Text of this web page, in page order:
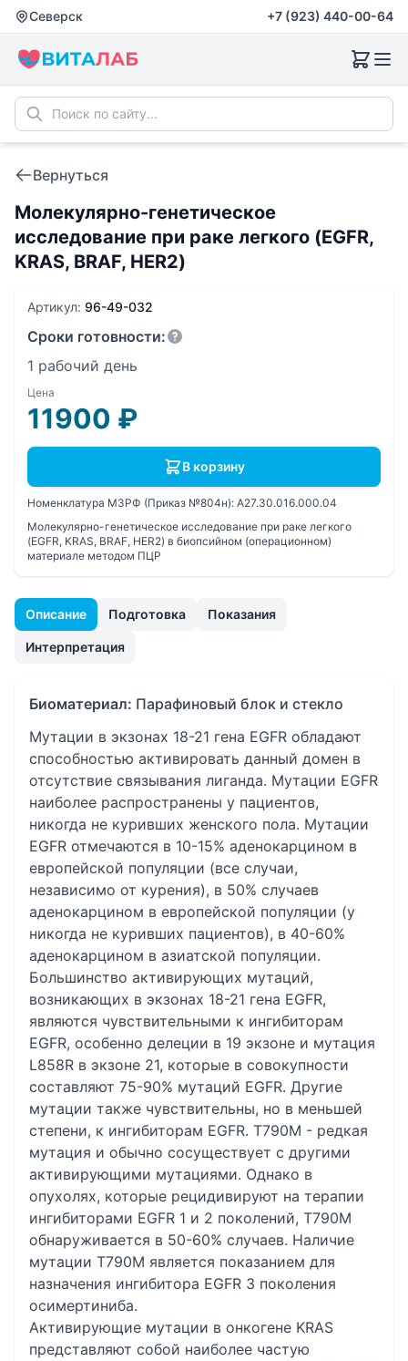
Северск +7 (923) 440-00-64
Вернуться
Молекулярно-генетическое
исследование при раке легкого (EGFR,
KRAS, BRAF, HER2)
Описание Подготовка Показания
Интерпретация
Биоматериал: Парафиновый блок и стекло
Мутации в экзонах 18-21 гена EGFR обладают
способностью активировать данный домен в
отсутствие связывания лиганда. Мутации EGFR
наиболее распространены у пациентов,
никогда не куривших женского пола. Мутации
EGFR отмечаются в 10-15% аденокарцином в
европейской популяции (все случаи,
независимо от курения), в 50% случаев
аденокарцином в европейской популяции (у
никогда не куривших пациентов), в 40-60%
аденокарцином в азиатской популяции.
Большинство активирующих мутаций,
возникающих в экзонах 18-21 гена EGFR,
являются чувствительными к ингибиторам
EGFR, особенно делеции в 19 экзоне и мутация
L858R в экзоне 21, которые в совокупности
составляют 75-90% мутаций EGFR. Другие
мутации также чувствительны, но в меньшей
степени, к ингибиторам EGFR. T790M - редкая
мутация и обычно сосуществует с другими
активирующими мутациями. Однако в
опухолях, которые рецидивируют на терапии
ингибиторами EGFR 1 и 2 поколений, T790M
обнаруживается в 50-60% случаев. Наличие
мутации T790M является показанием для
назначения ингибитора EGFR 3 поколения
осимертиниба.
Активирующие мутации в онкогене KRAS
представляют собой наиболее частую
Артикул: 96-49-032
Сроки готовности:
1 рабочий день
Цена
11900 ₽
В корзину
Номенклатура МЗРФ (Приказ №804н): A27.30.016.000.04
Молекулярно-генетическое исследование при раке легкого
(EGFR, KRAS, BRAF, HER2) в биопсийном (операционном)
материале методом ПЦР